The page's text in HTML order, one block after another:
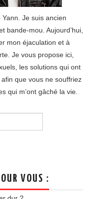
Yann. Je suis ancien
bande-mou. Aujourd’hui,
mon éjaculation et à
Je vous propose ici,
les solutions qui ont
que vous ne souffriez
qui m’ont gâché la vie.
VOUS :